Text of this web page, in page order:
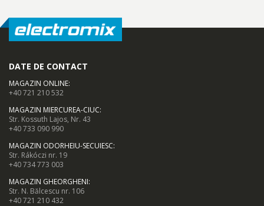
DATE DE CONTACT
MAGAZIN ONLINE:
+40 721 210 532
MAGAZIN MIERCUREA-CIUC:
Str. Kossuth Lajos, Nr. 43
+40 733 090 990
MAGAZIN ODORHEIU-SECUIESC:
Str. Rákóczi nr. 19
+40 734 773 003
MAGAZIN GHEORGHENI:
Str. N. Bălcescu nr. 106
+40 721 210 432